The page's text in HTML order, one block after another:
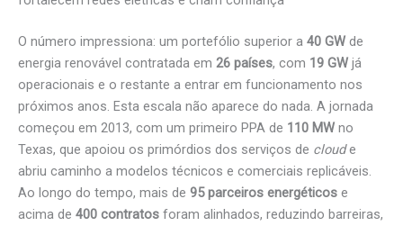
O número impressiona: um portefólio superior a 40 GW de
energia renovável contratada em 26 países, com 19 GW já
operacionais e o restante a entrar em funcionamento nos
próximos anos. Esta escala não aparece do nada. A jornada
começou em 2013, com um primeiro PPA de 110 MW no
Texas, que apoiou os primórdios dos serviços de cloude
abriu caminho a modelos técnicos e comerciais replicáveis.
Ao longo do tempo, mais de 95 parceiros energéticos e
acima de 400 contratos foram alinhados, reduzindo barreiras,